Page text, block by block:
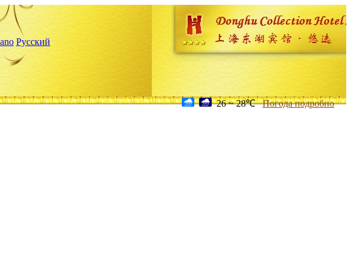
Русский
26 ~ 28℃ Погода подробно